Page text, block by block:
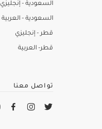
السعودية - إنجليزي
السعودية - العربية
قطر - إنجليزي
قطر- العربية
تواصل معنا